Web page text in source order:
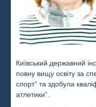
Київський державний
повну вищу освіту за
спорт” та здобула
атлетики”.